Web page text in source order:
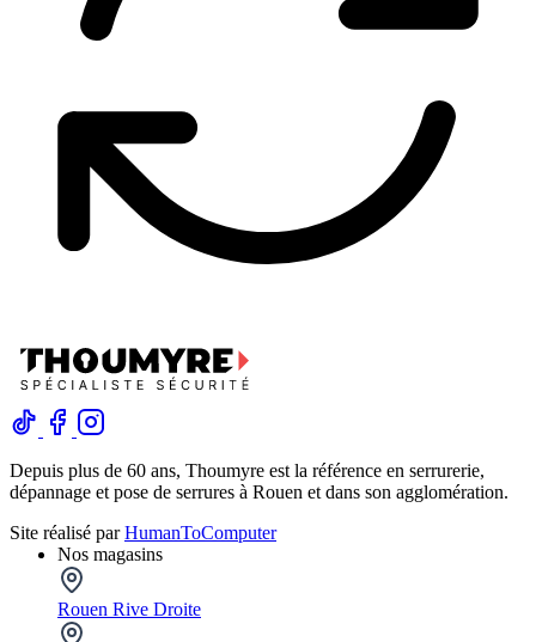
Depuis plus de 60 ans, Thoumyre est la référence en serrurerie,
dépannage et pose de serrures à Rouen et dans son agglomération.
Site réalisé parHumanToComputer
Nos magasins
Rouen Rive Droite